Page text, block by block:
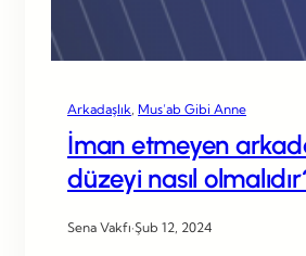
Arkadaşlık Mus’ab Gibi Anne
İman etmeyen
düzeyi nasıl
Sena Vakfı·Şub 12, 2024